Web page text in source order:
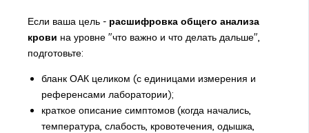
Если ваша цель - расшифровка общего анализа
крови на уровне "что важно и что делать дальше",
подготовьте:
бланк ОАК целиком (с единицами измерения и
референсами лаборатории);
краткое описание симптомов (когда начались,
температура, слабость, кровотечения, одышка,